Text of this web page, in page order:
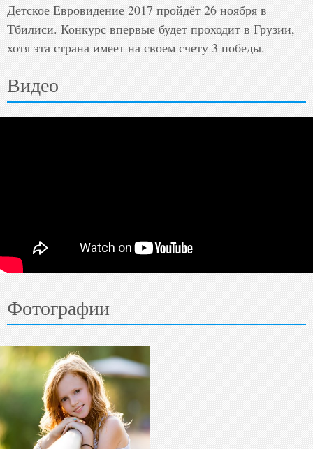
Детское Евровидение 2017 пройдёт 26 ноября в
Тбилиси. Конкурс впервые будет проходит в Грузии,
хотя эта страна имеет на своем счету 3 победы.
Видео
Фотографии